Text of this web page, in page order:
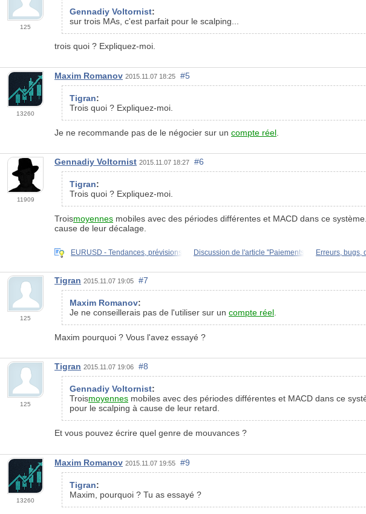
125
Gennadiy Voltornist:
sur trois MAs, c'est parfait pour le scalping...
trois quoi ? Expliquez-moi.
13260
Maxim Romanov 2015.11.07 18:25 #5
Tigran:
Trois quoi ? Expliquez-moi.
Je ne recommande pas de le négocier sur un compte réel
11909
Gennadiy Voltornist 2015.11.07 18:27 #6
Tigran:
Trois quoi ? Expliquez-moi.
Troismoyennes mobiles avec des périodes différentes et MACD dans ce
cause de leur décalage.
EURUSD - Tendances, prévisions Discussion de l'article "Paiements Erreurs, bugs,
125
Tigran 2015.11.07 19:05 #7
Maxim Romanov:
Je ne conseillerais pas de l'utiliser sur un compte réel
Maxim pourquoi ? Vous l'avez essayé ?
125
Tigran 2015.11.07 19:06 #8
Gennadiy Voltornist:
Troismoyennes mobiles avec des périodes différentes et MACD dans ce
pour le scalping à cause de leur retard.
Et vous pouvez écrire quel genre de mouvances ?
13260
Maxim Romanov 2015.11.07 19:55 #9
Tigran:
Maxim, pourquoi ? Tu as essayé ?